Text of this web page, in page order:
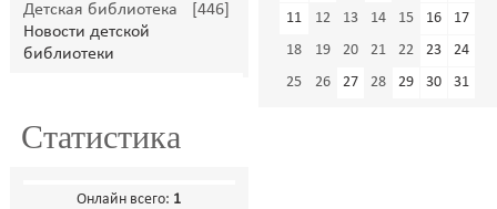
Детская библиотека
[446]
Новости детской
библиотеки
11
12 13 14 15 16
17
18
19 20 21 22 23
24
25
26 27 28 29 30 31
Статистика
Онлайн всего: 1